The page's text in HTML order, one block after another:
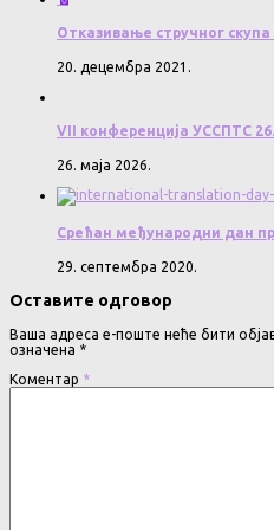
Отказивање стручног
20. децембра 2021.
VII конференција УССПТС
26. маја 2026.
Срећан међународни дан
29. септембра 2020.
Оставите одговор
Ваша адреса е-поште неће бити
означена *
Коментар *